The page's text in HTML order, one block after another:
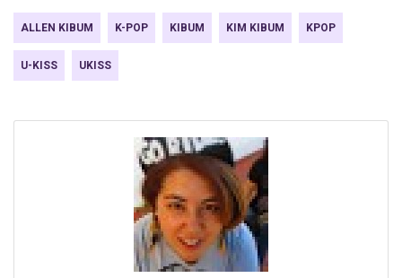
ALLEN KIBUM K-POP KIBUM KIM KIBUM KPOP
U-KISS UKISS